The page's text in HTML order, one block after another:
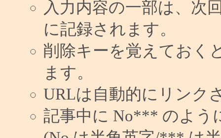
入力内容の一部は、次
に記録されます。
削除キーを覚えておく
ます。
URLは自動的にリンク
記事中に No*** のよう